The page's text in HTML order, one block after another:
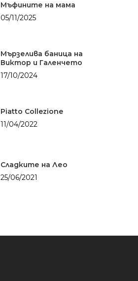
Мъфините на мама
05/11/2025
Мързелива баница на
Виктор и Галенчето
17/10/2024
Piatto Collezione
11/04/2022
Сладките на Лео
25/06/2021
БЕЗ глутен
Солените неща